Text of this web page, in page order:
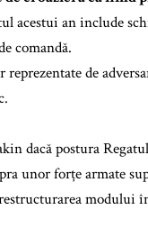
acestui an include
comandă.
de
dacă postura
unor forțe armate
modului